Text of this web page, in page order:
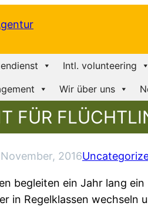
Intl. volunteering
Wir über uns
FÜR
2016
begleiten ein Jahr lang
in Regelklassen wechseln